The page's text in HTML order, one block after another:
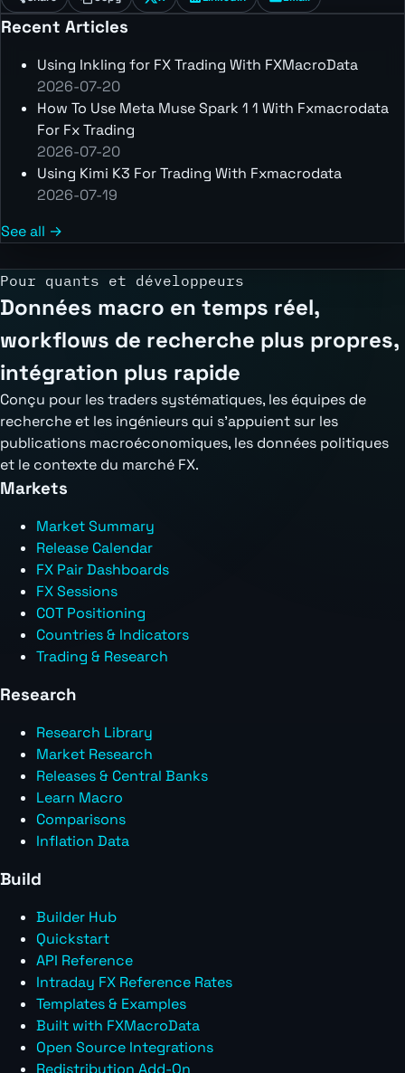
Recent Articles
Using Inkling for FX Trading With FXMacroData
2026-07-20
How To Use Meta Muse Spark 1 1 With Fxmacrodata
For Fx Trading
2026-07-20
Using Kimi K3 For Trading With Fxmacrodata
2026-07-19
See all →
Pour quants et développeurs
Données macro en temps réel,
workflows de recherche plus propres,
intégration plus rapide
Conçu pour les traders systématiques, les équipes de
recherche et les ingénieurs qui s'appuient sur les
publications macroéconomiques, les données politiques
et le contexte du marché FX.
Markets
Market Summary
Release Calendar
FX Pair Dashboards
FX Sessions
COT Positioning
Countries & Indicators
Trading & Research
Research
Research Library
Market Research
Releases & Central Banks
Learn Macro
Comparisons
Inflation Data
Build
Builder Hub
Quickstart
API Reference
Intraday FX Reference Rates
Templates & Examples
Built with FXMacroData
Open Source Integrations
Redistribution Add-On